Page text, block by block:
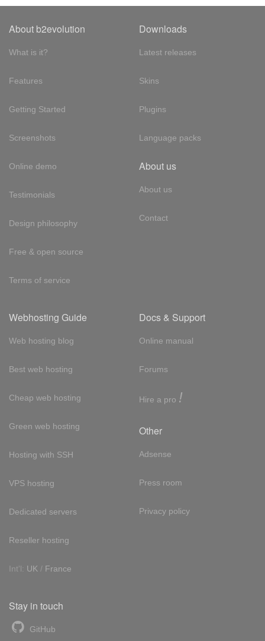
About b2evolution
What is it?
Features
Getting Started
Screenshots
Online demo
Testimonials
Design philosophy
Free & open source
Terms of service
Downloads
Latest releases
Skins
Plugins
Language packs
About us
About us
Contact
Webhosting Guide
Web hosting blog
Best web hosting
Cheap web hosting
Green web hosting
Hosting with SSH
VPS hosting
Dedicated servers
Reseller hosting
Int'l: UK / France
Docs & Support
Online manual
Forums
Hire a pro !
Other
Adsense
Press room
Privacy policy
Stay in touch
GitHub